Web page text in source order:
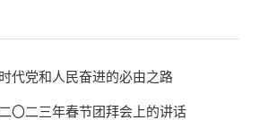
代党和人民奋进的必由之路
〇二三年春节团拜会上的讲话